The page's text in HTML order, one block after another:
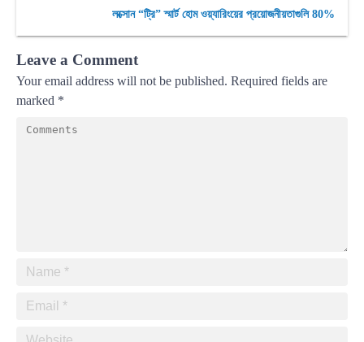
লক্সোন “ট্রি” স্মার্ট হোম ওয়্যারিংয়ের প্রয়োজনীয়তাগুলি 80%
Leave a Comment
Your email address will not be published. Required fields are
marked *